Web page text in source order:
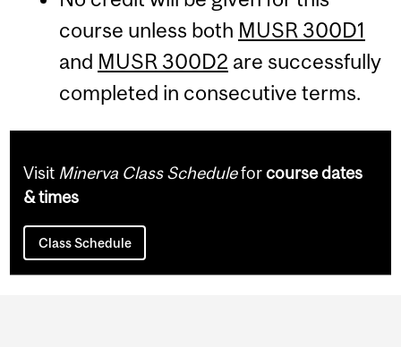
course unless both MUSR 300D1
and MUSR 300D2 are successfully
completed in consecutive terms.
Visit Minerva Class Scheduleforcourse dates
& times
Class Schedule